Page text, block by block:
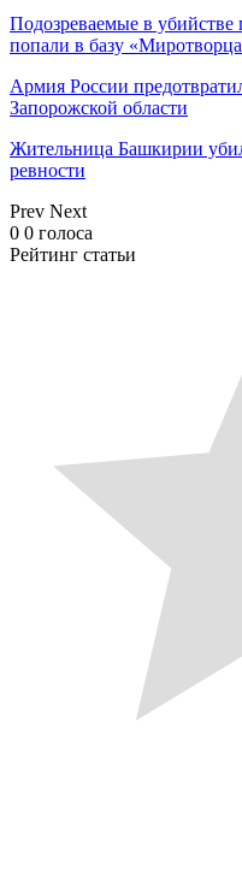
Подозреваемые в
попали в базу
Армия России
Запорожской области
Жительница Башкирии
ревности
Prev Next
0 0 голоса
Рейтинг статьи